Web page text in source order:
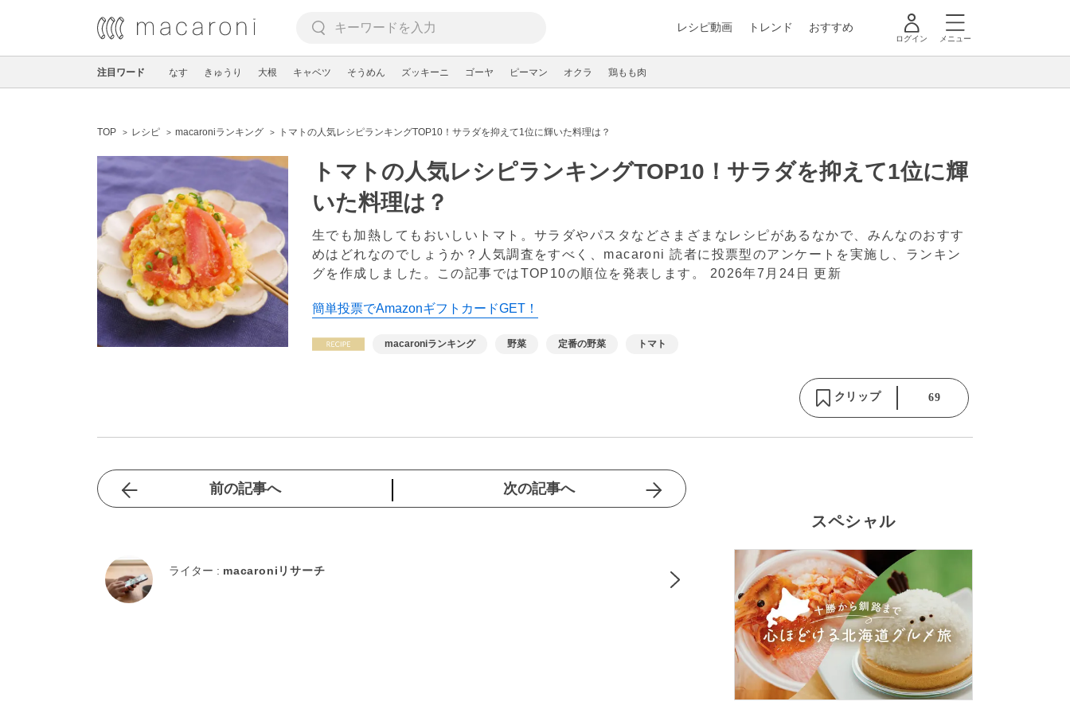
レシピ動画 トレンド おすすめ
ログイン メニュー
注目ワード なす きゅうり 大根 キャベツ そうめん ズッキーニ ゴーヤ ピーマン オクラ 鶏もも肉
TOP レシピ macaroniランキング トマトの人気レシピランキングTOP10！サラダを抑えて1位に輝いた料理は？
トマトの人気レシピランキングTOP10！サラダを抑えて1位に輝
いた料理は？
生でも加熱してもおいしいトマト。サラダやパスタなどさまざまなレシピがあるなかで、みんなのおすす
めはどれなのでしょうか？人気調査をすべく、macaroni 読者に投票型のアンケートを実施し、ランキン
グを作成しました。この記事ではTOP10の順位を発表します。 2026年7月24日 更新
簡単投票でAmazonギフトカードGET！
macaroniランキング 野菜 定番の野菜 トマト
クリップ 69
前の記事へ 次の記事へ
ライター : macaroniリサーチ
スペシャル